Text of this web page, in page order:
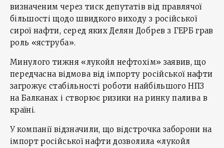
визначеним через тиск депутатів від правлячої
більшості щодо швидкого виходу з російської
сирої нафти, серед яких Делян Добрев з ГЕРБ грав
роль «яструба».
Минулого тижня «лукойл нефтохім» заявив, що
передчасна відмова від імпорту російської нафти
загрожує стабільності роботи найбільшого НПЗ
на Балканах і створює ризики на ринку палива в
країні.
У компанії відзначили, що відстрочка заборони на
імпорт російської нафти дозволила «лукойл